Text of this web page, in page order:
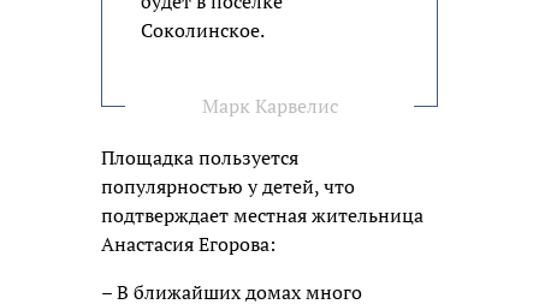
Соколинское.
Марк Карвелис
Площадка пользуется
популярностью у детей, что
подтверждает местная жительница
Анастасия Егорова:
– В ближайших домах много